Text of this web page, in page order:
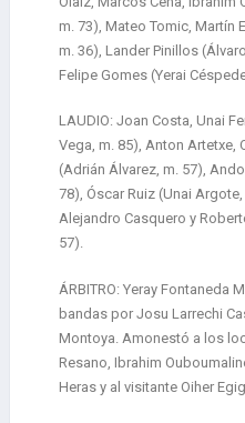
m. 73), Mateo Tomic, Martín
m. 36), Lander Pinillos
Felipe Gomes (Yerai
LAUDIO: Joan Costa, Unai
Vega, m. 85), Anton Artetxe,
(Adrián Álvarez, m. 57),
78), Óscar Ruiz (Unai
Alejandro Casquero y
57).
ÁRBITRO: Yeray Fontaneda
bandas por Josu Larrechi
Montoya. Amonestó a los
Resano, Ibrahim
Heras y al visitante Oiher